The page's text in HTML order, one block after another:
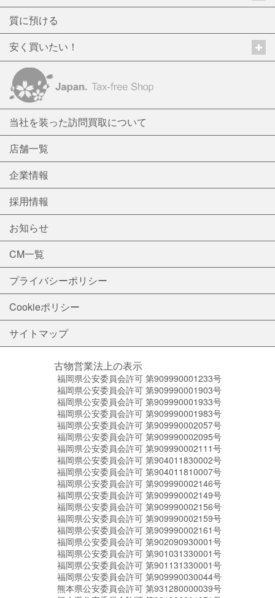
質に預ける
安く買いたい！
当社を装った訪問買取について
店舗一覧
企業情報
採用情報
お知らせ
CM一覧
プライバシーポリシー
Cookieポリシー
サイトマップ
古物営業法上の表示
福岡県公安委員会許可 第909990001233号
福岡県公安委員会許可 第909990001903号
福岡県公安委員会許可 第909990001933号
福岡県公安委員会許可 第909990001983号
福岡県公安委員会許可 第909990002057号
福岡県公安委員会許可 第909990002095号
福岡県公安委員会許可 第909990002111号
福岡県公安委員会許可 第904011830002号
福岡県公安委員会許可 第904011810007号
福岡県公安委員会許可 第909990002146号
福岡県公安委員会許可 第909990002149号
福岡県公安委員会許可 第909990002156号
福岡県公安委員会許可 第909990002159号
福岡県公安委員会許可 第909990002161号
福岡県公安委員会許可 第902090930001号
福岡県公安委員会許可 第901031330001号
福岡県公安委員会許可 第901131330001号
福岡県公安委員会許可 第909990030044号
熊本県公安委員会許可 第931280000039号